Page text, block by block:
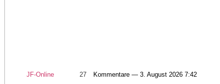
JF-Online 27 Kommentare — 3. August 2026 7:42